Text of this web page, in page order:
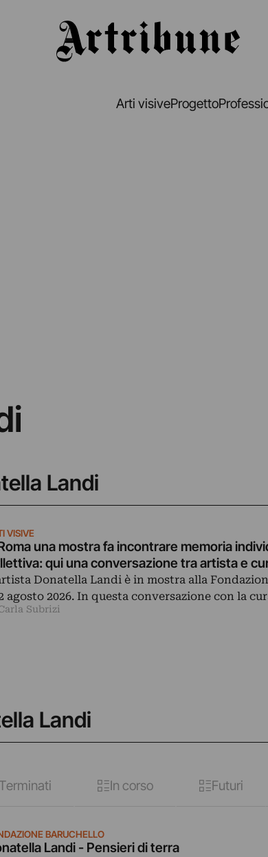
Arti visiveProgetto
Landi
VISIVE
una mostra fa incontrare memoria
qui una conversazione tra artista e
Donatella Landi è in mostra alla
agosto 2026. In questa conversazione con la
Subrizi
Landi
Terminati In corso Futuri
BARUCHELLO
Landi - Pensieri di terra